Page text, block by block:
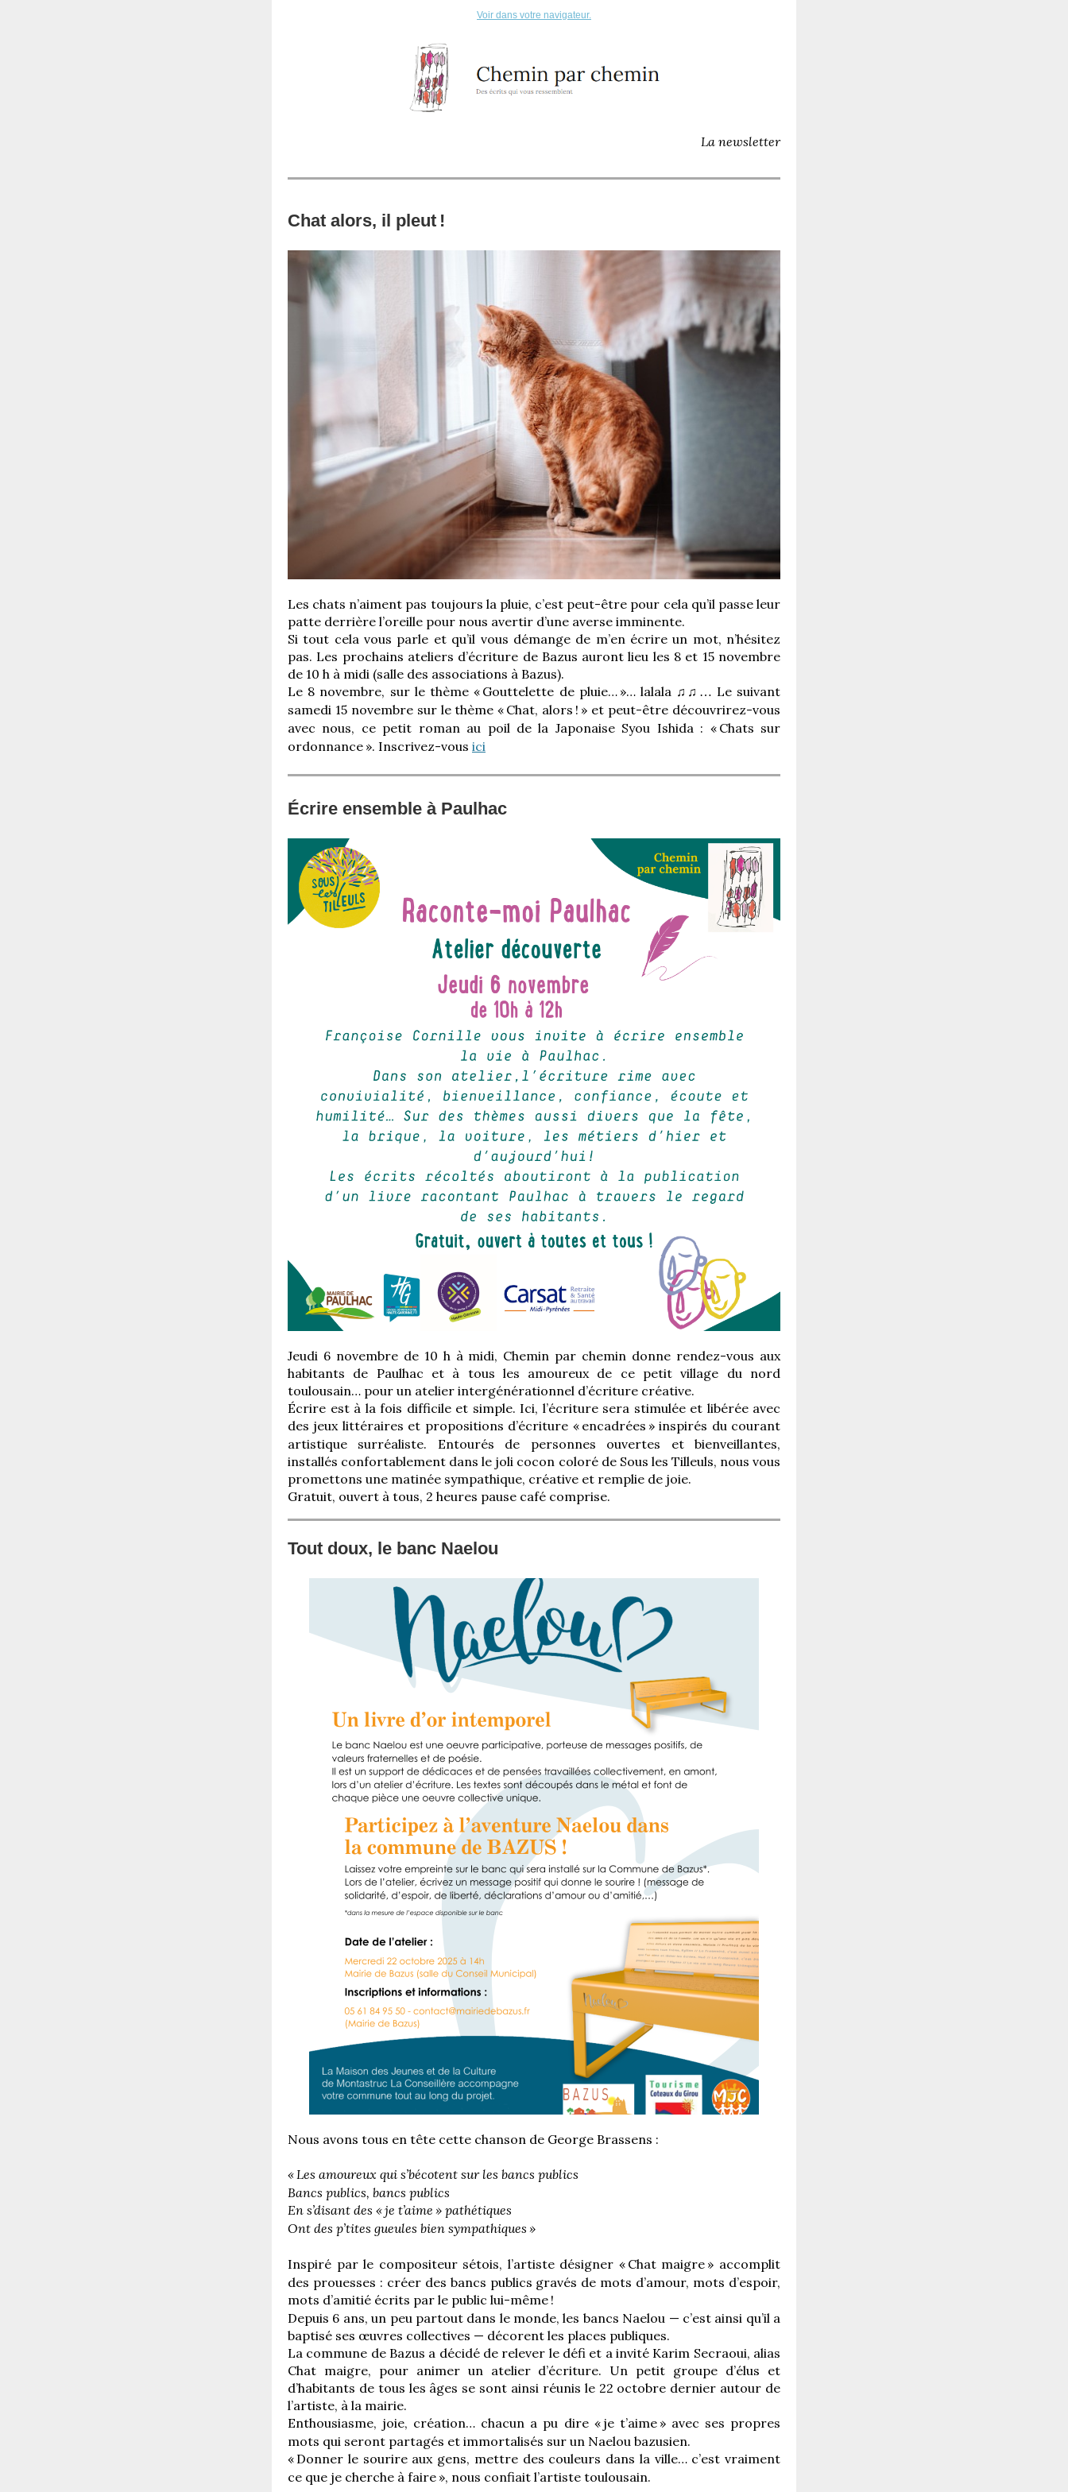
Voir dans votre navigateur.
La newsletter
Chat alors, il pleut !
Les chats n’aiment pas toujours la pluie, c’est peut-être pour cela qu’il passe leur
patte derrière l’oreille pour nous avertir d’une averse imminente.
Si tout cela vous parle et qu’il vous démange de m’en écrire un mot, n’hésitez
pas. Les prochains ateliers d’écriture de Bazus auront lieu les 8 et 15 novembre
de 10 h à midi (salle des associations à Bazus).
Le 8 novembre, sur le thème « Gouttelette de pluie… »… lalala ♫♫… Le suivant
samedi 15 novembre sur le thème « Chat, alors ! » et peut-être découvrirez-vous
avec nous, ce petit roman au poil de la Japonaise Syou Ishida : « Chats sur
ordonnance ». Inscrivez-vous ici
Écrire ensemble à Paulhac
Jeudi 6 novembre de 10 h à midi, Chemin par chemin donne rendez-vous aux
habitants de Paulhac et à tous les amoureux de ce petit village du nord
toulousain… pour un atelier intergénérationnel d’écriture créative.
Écrire est à la fois difficile et simple. Ici, l’écriture sera stimulée et libérée avec
des jeux littéraires et propositions d’écriture « encadrées » inspirés du courant
artistique surréaliste. Entourés de personnes ouvertes et bienveillantes,
installés confortablement dans le joli cocon coloré de Sous les Tilleuls, nous vous
promettons une matinée sympathique, créative et remplie de joie.
Gratuit, ouvert à tous, 2 heures pause café comprise.
Tout doux, le banc Naelou
Nous avons tous en tête cette chanson de George Brassens :
«Les amoureux qui s’bécotent sur les bancs publics
Bancs publics, bancs publics
En s’disant des «je t’aime » pathétiques
Ont des p’tites gueules bien sympathiques »
Inspiré par le compositeur sétois, l’artiste désigner « Chat maigre » accomplit
des prouesses : créer des bancs publics gravés de mots d’amour, mots d’espoir,
mots d’amitié écrits par le public lui-même !
Depuis 6 ans, un peu partout dans le monde, les bancs Naelou — c’est ainsi qu’il a
baptisé ses œuvres collectives — décorent les places publiques.
La commune de Bazus a décidé de relever le défi et a invité Karim Secraoui, alias
Chat maigre, pour animer un atelier d’écriture. Un petit groupe d’élus et
d’habitants de tous les âges se sont ainsi réunis le 22 octobre dernier autour de
l’artiste, à la mairie.
Enthousiasme, joie, création… chacun a pu dire « je t’aime » avec ses propres
mots qui seront partagés et immortalisés sur un Naelou bazusien.
« Donner le sourire aux gens, mettre des couleurs dans la ville… c’est vraiment
ce que je cherche à faire », nous confiait l’artiste toulousain.